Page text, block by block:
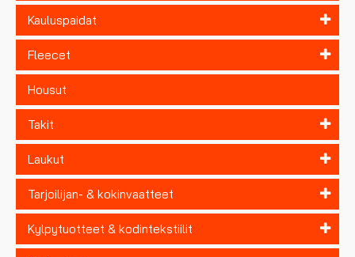
Kauluspaidat
Fleecet
Housut
Takit
Laukut
Tarjoilijan- & kokinvaatteet
Kylpytuotteet & kodintekstiilit